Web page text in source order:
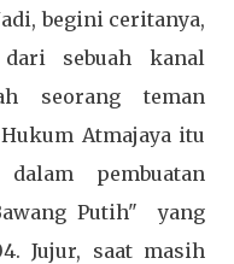
begini ceritanya,
sebuah kanal
seorang teman
Atmajaya itu
pembuatan
Putih" yang
Jujur, saat masih